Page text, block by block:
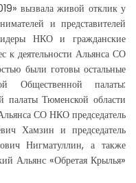
вызвала живой отклик у
и представителей
НКО и гражданские
к деятельности Альянса СО
были готовы остальные
Общественной палаты:
палаты Тюменской области
СО НКО председатель
Хамзин и председатель
Нигматуллин, а также
Альянс «Обретая Крылья»